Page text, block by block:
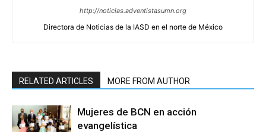
http://noticias.adventistasumn.org
Directora de Noticias de la IASD en el norte de México
RELATED ARTICLES MORE FROM AUTHOR
Mujeres de BCN en acción
evangelística